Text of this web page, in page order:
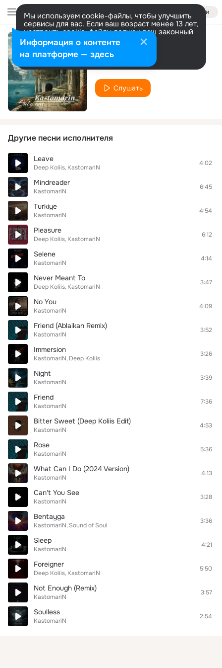
Войти
Мы используем cookie-файлы, чтобы улучшить
сервисы для вас. Если ваш возраст менее 13 лет,
настроить cookie-файлы должен ваш законный
представитель. Больше информации
Разрешить все Настроить
Only One
KastomariN
Слушать
Другие песни исполнителя
Leave
Deep Koliis KastomariN
4:02
Mindreader
KastomariN
6:45
Turkiye
KastomariN
4:54
Pleasure
Deep Koliis KastomariN
6:12
Selene
KastomariN
4:14
Never Meant To
Deep Koliis KastomariN
3:47
No You
KastomariN
4:09
Friend (Ablaikan Remix)
KastomariN
3:52
Immersion
KastomariN Deep Koliis
3:26
Night
KastomariN
3:39
Friend
KastomariN
7:36
Bitter Sweet (Deep Koliis Edit)
KastomariN
4:53
Rose
KastomariN
5:36
What Can I Do (2024 Version)
KastomariN
4:13
Can't You See
KastomariN
3:28
Bentayga
KastomariN Sound of Soul
3:36
Sleep
KastomariN
4:21
Foreigner
Deep Koliis KastomariN
5:50
Not Enough (Remix)
KastomariN
3:57
Soulless
KastomariN
2:54
Информация о контенте
на платформе — здесь